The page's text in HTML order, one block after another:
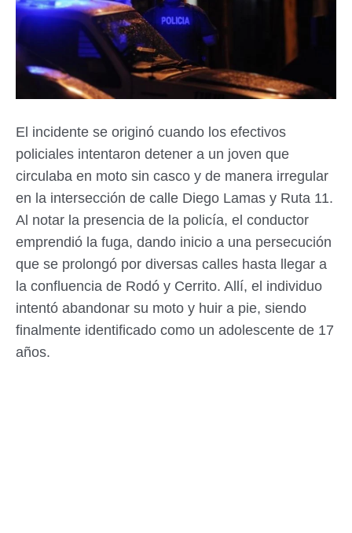
El incidente se originó cuando los efectivos
policiales intentaron detener a un joven que
circulaba en moto sin casco y de manera irregular
en la intersección de calle Diego Lamas y Ruta 11.
Al notar la presencia de la policía, el conductor
emprendió la fuga, dando inicio a una persecución
que se prolongó por diversas calles hasta llegar a
la confluencia de Rodó y Cerrito. Allí, el individuo
intentó abandonar su moto y huir a pie, siendo
finalmente identificado como un adolescente de 17
años.